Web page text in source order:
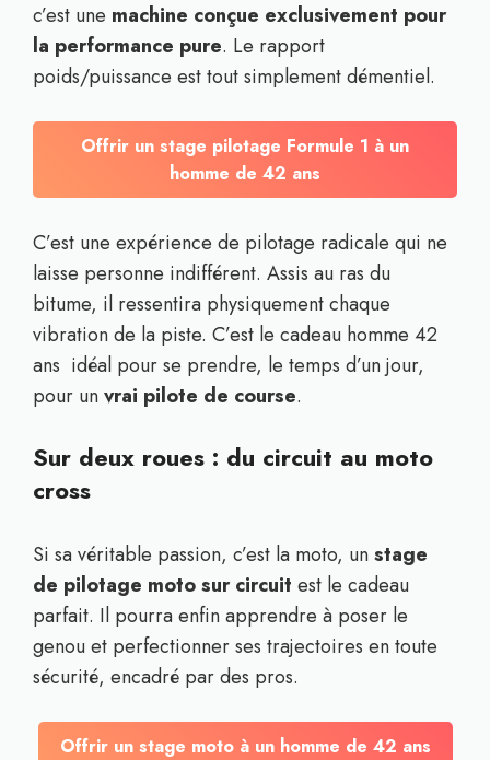
c’est une machine conçue exclusivement pour
la performance pure. Le rapport
poids/puissance est tout simplement démentiel.
Offrir un stage pilotage Formule 1 à un
homme de 42 ans
C’est une expérience de pilotage radicale qui ne
laisse personne indifférent. Assis au ras du
bitume, il ressentira physiquement chaque
vibration de la piste. C’est le cadeau homme 42
ans idéal pour se prendre, le temps d’un jour,
pour unvrai pilote de course.
Sur deux roues : du circuit au moto
cross
Si sa véritable passion, c’est la moto, unstage
de pilotage moto sur circuit est le cadeau
parfait. Il pourra enfin apprendre à poser le
genou et perfectionner ses trajectoires en toute
sécurité, encadré par des pros.
Offrir un stage moto à un homme de 42 ans